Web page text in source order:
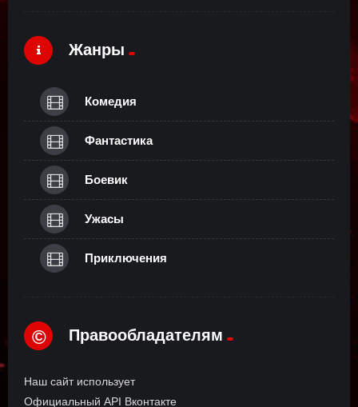
Жанры
Комедия
Фантастика
Боевик
Ужасы
Приключения
© Правообладателям
Наш сайт использует
Официальный API Вконтакте